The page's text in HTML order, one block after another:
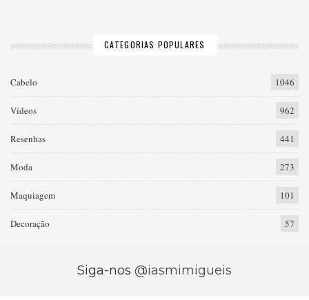
CATEGORIAS POPULARES
Cabelo 1046
Vídeos 962
Resenhas 441
Moda 273
Maquiagem 101
Decoração 57
Siga-nos @iasmimigueis